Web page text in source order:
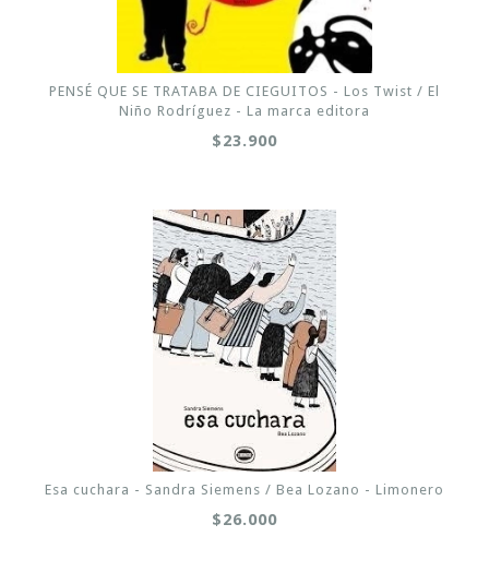
PENSÉ QUE SE TRATABA DE CIEGUITOS - Los Twist / El
Niño Rodríguez - La marca editora
$23.900
Esa cuchara - Sandra Siemens / Bea Lozano - Limonero
$26.000